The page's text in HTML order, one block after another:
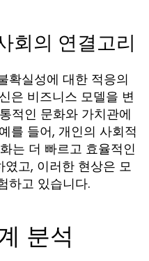
회의 연결고리
확실성에 대한 적응의
은 비즈니스 모델을 변
적인 문화와 가치관에
를 들어, 개인의 사회적
는 더 빠르고 효율적인
고, 이러한 현상은 모
하고 있습니다.
분석